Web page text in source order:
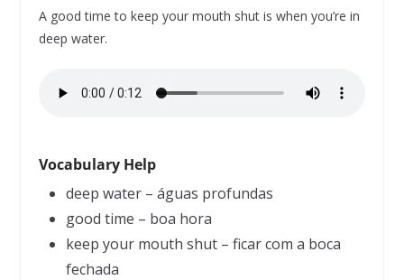
A good time to keep your mouth shut is when you’re in
deep water.
Vocabulary Help
deep water – águas profundas
good time – boa hora
keep your mouth shut – ficar com a boca
fechada